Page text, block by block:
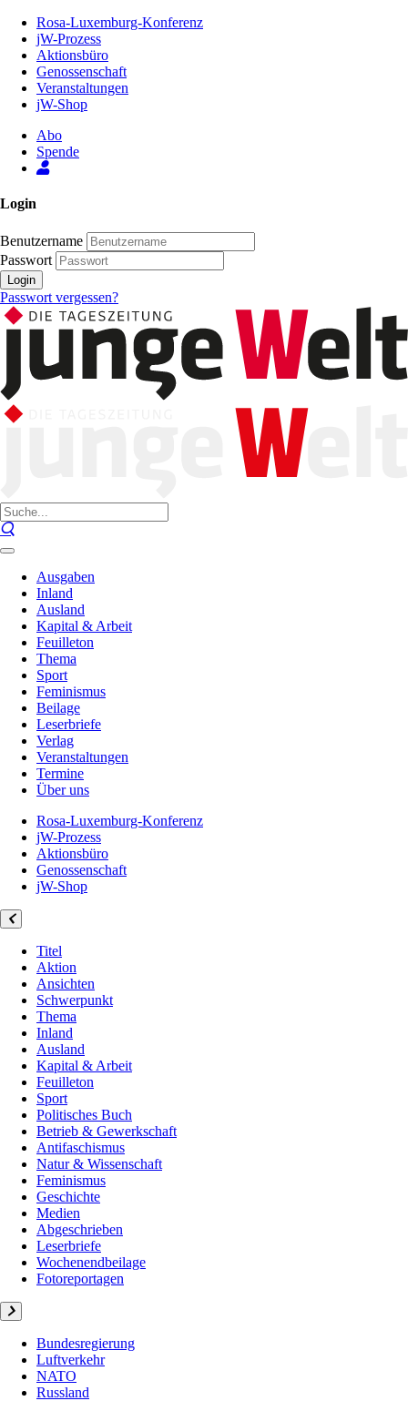
Inhalt
Seite
Rosa-Luxemburg-Konferenz
jW-Prozess
Aktionsbüro
Genossenschaft
Veranstaltungen
jW-Shop
Abo
Spende
Login
Benutzername
Passwort
Login
Passwort vergessen?
Ausgaben
Inland
Ausland
Kapital & Arbeit
Feuilleton
Thema
Sport
Feminismus
Beilage
Leserbriefe
Verlag
Veranstaltungen
Termine
Über uns
Rosa-Luxemburg-Konferenz
jW-Prozess
Aktionsbüro
Genossenschaft
jW-Shop
Titel
Aktion
Ansichten
Schwerpunkt
Thema
Inland
Ausland
Kapital & Arbeit
Feuilleton
Sport
Politisches Buch
Betrieb & Gewerkschaft
Antifaschismus
Natur & Wissenschaft
Feminismus
Geschichte
Medien
Abgeschrieben
Leserbriefe
Wochenendbeilage
Fotoreportagen
Bundesregierung
Luftverkehr
NATO
Russland